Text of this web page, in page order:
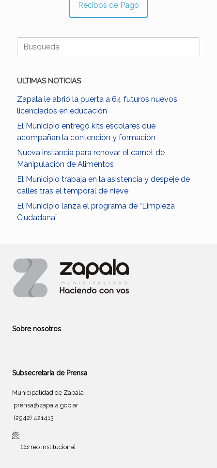
Recibos de Pago
Buscar:
ULTIMAS NOTICIAS
Zapala le abrió la puerta a 64 futuros nuevos
licenciados en educación
El Municipio entregó kits escolares que
acompañan la contención y formación
Nueva instancia para renovar el carnet de
Manipulación de Alimentos
El Municipio trabaja en la asistencia y despeje de
calles tras el temporal de nieve
El Municipio lanza el programa de “Limpieza
Ciudadana”
Sobre nosotros
Subsecretaría de Prensa
Municipalidad de Zapala
prensa@zapala.gob.ar
(2942) 421413
Correo institucional